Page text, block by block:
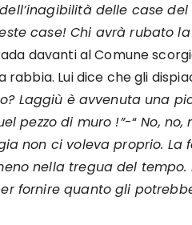
delle case del
case! Chi avrà rubato
davanti al Comune
rabbia. Lui dice che gli
Laggiù è avvenuta una
pezzo di muro !”-“ No,
non ci voleva proprio.
nella tregua del
fornire quanto gli